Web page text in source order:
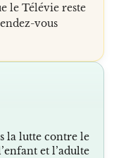
le Télévie reste
vous
la lutte contre le
et l’adulte